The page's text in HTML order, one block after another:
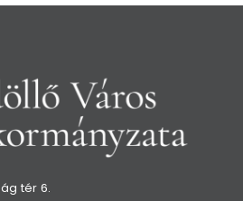
tér 6.